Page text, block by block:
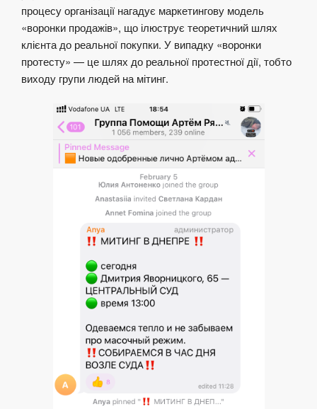
процесу організації нагадує маркетингову модель
«воронки продажів», що ілюструє теоретичний шлях
клієнта до реальної покупки. У випадку «воронки
протесту» — це шлях до реальної протестної дії, тобто
виходу групи людей на мітинг.